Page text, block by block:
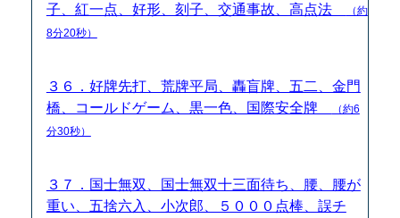
子、紅一点、好形、刻子、交通事故、高点法
（約
8分20秒）
３６．好牌先打、荒牌平局、轟盲牌、五二、金門
橋、コールドゲーム、黒一色、国際安全牌
（約6
分30秒）
３７．国士無双、国士無双十三面待ち、腰、腰が
重い、五捨六入、小次郎、５０００点棒、誤チ